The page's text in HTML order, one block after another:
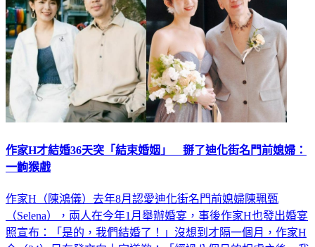
作家H才結婚36天突「結束婚姻」 掰了迪化街名門前媳婦：
一齣猴戲
作家H（陳鴻儀）去年8月認愛迪化街名門前媳婦陳珮甄
（Selena），兩人在今年1月舉辦婚宴，事後作家H也發出婚宴
照宣布：「是的，我們結婚了！」沒想到才隔一個月，作家H